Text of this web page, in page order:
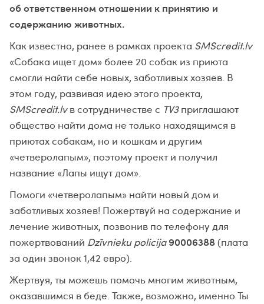
об ответственном отношении к принятию и
содержанию животных.
Как известно, ранее в рамках проекта SMScredit.lv
«Собака ищет дом» более 20 собак из приюта
смогли найти себе новых, заботливых хозяев. В
этом году, развивая идею этого проекта,
SMScredit.lvв сотрудничестве с TV3приглашают
общество найти дома не только находящимся в
приютах собакам, но и кошкам и другим
«четверолапым», поэтому проект и получил
название «Лапы ищут дом».
Помоги «четверолапым» найти новый дом и
заботливых хозяев! Пожертвуй на содержание и
лечение животных, позвонив по телефону для
пожертвований Dzīvnieku policija90006388(плата
за один звонок 1,42 евро).
Жертвуя, ты можешь помочь многим животным,
оказавшимся в беде. Также, возможно, именно Ты